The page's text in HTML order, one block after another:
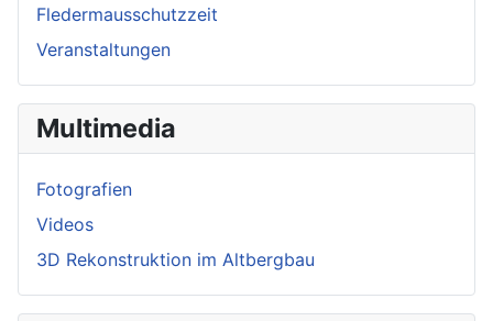
Fledermausschutzzeit
Veranstaltungen
Multimedia
Fotografien
Videos
3D Rekonstruktion im Altbergbau